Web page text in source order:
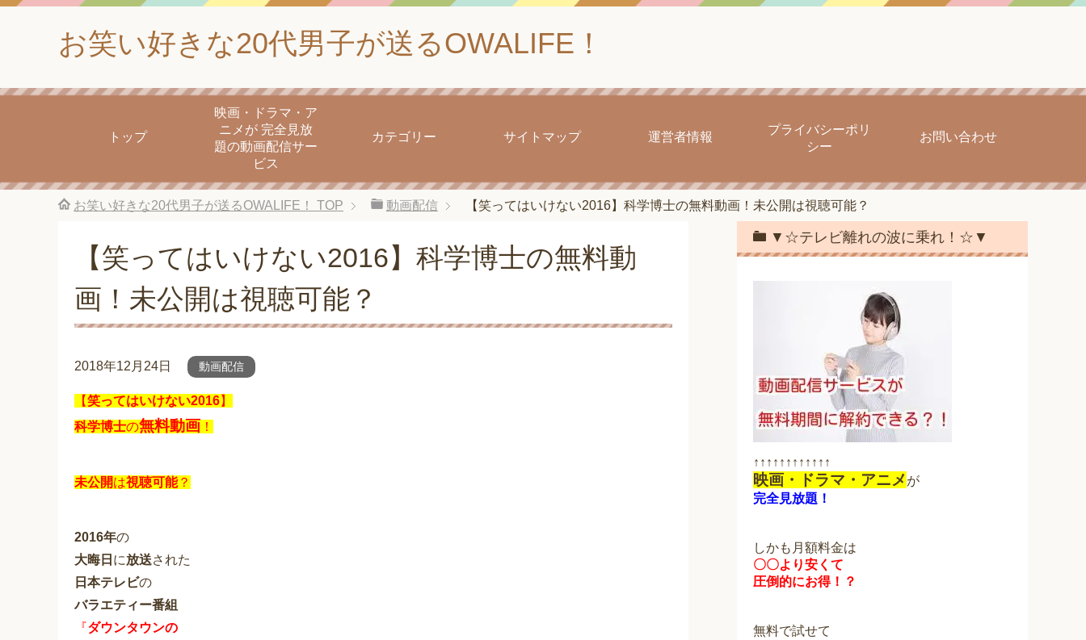
お笑い好きな20代男子が送るOWALIFE！
トップ
映画・ドラマ・ア
ニメが 完全見放
題の動画配信サー
ビス
カテゴリー サイトマップ 運営者情報
プライバシーポリ
シー
お問い合わせ
お笑い好きな20代男子が送るOWALIFE！ TOP 動画配信 【笑ってはいけない2016】科学博士の無料動画！未公開は視聴可能？
【笑ってはいけない2016】科学博士の無料動
画！未公開は視聴可能？
2018年12月24日 動画配信
【笑ってはいけない2016】
科学博士の無料動画 ！
未公開は視聴可能？
2016年の
大晦日 に放送された
日本テレビの
バラエティー番組
『ダウンタウンの
▼☆テレビ離れの波に乗れ！☆▼
↑↑↑↑↑↑↑↑↑↑↑↑
映画・ドラマ・アニメが
完全見放題！
しかも月額料金は
〇〇より安くて
圧倒的にお得！？
無料で試せて